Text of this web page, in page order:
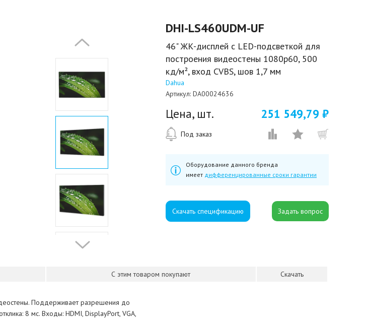
DHI-LS460UDM-UF
46" ЖК-дисплей с LED-подсветкой для
построения видеостены 1080p60, 500
кд/м², вход CVBS, шов 1,7 мм
Dahua
Артикул: DA00024636
Цена, шт. 251 549,79 ₽
Под заказ
Оборудование данного бренда
имеет дифференцированные сроки гарантии
Скачать спецификацию
С этим товаром покупают Скачать
Поддерживает разрешения до
8 мс. Входы: HDMI, DisplayPort, VGA,